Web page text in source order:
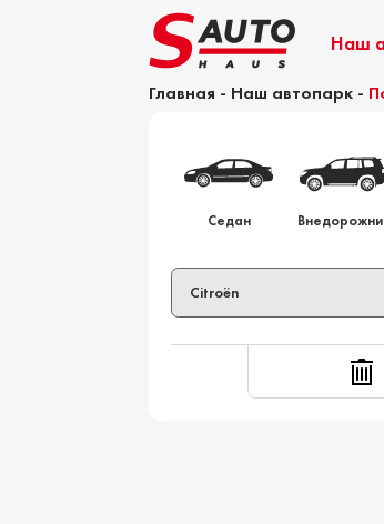
Наш
Главная - Наш автопарк -
Калькулятор
Седан